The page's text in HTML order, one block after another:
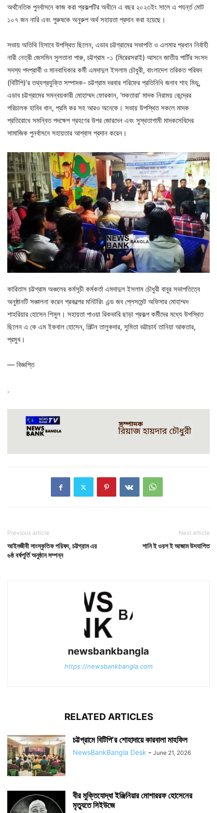
অর্থনৈতিক পুনর্বাসনে কাজ করা প্রকল্পটির অধীনে এ বছর ২০২৩ইং সালে এ পযর্ন্ত মোট
১০৭ জন নারি এবং পুরুষকে অনুরুপ অর্থ সহায়তা প্রদান করা হয়েছে।
সভায় অতিথি হিসাবে উপস্থিত ছিলেন, এডাব চট্টগ্রামের সভাপতি ও এলমার প্রধান নির্বাহী
নারী নেত্রী জেসমিন সুলতানা পারু, চট্টগ্রাম -১ (মিরেরসরাই) আসনে জাতীয় পার্টির সংসদ
সদস্য পদপ্রার্থী ও মানবাধিকার কর্মী এমদাদুল ইসলাম চৌধুরী, বাংলাদেশ তরিকত পরিষদ
(বিটিপি)’র তথ্যপ্রযুক্তি সম্পাদক- চট্টগ্রাম দরবার শরিফের প্রতিনিধি জনাব শাহ মিডু,
এডাব চট্টগ্রামের সমন্বয়কারী মোহাম্মদ ফোরকান, ‘শুকতারা’ মাদক নিরাময় কেন্দ্রের
পরিচালক হাবিব খান, প্রমি কর সহ আরও অনেকে। সভায় উপস্থিত সকলে মাদক
প্রতিরোধে সমন্বিত পদক্ষেপ গ্রহণের উপর জোরদেন এবং সুস্থতাগামী মাদকসেবিদের
সামাজিক পুনর্বাসনে সহায়তার আশ্বাস প্রদান করেন।
কারিতাস চট্টগ্রাম অঞ্চলের কর্মসূচী কর্মকর্তা এমদাদুল ইসলাম চৌধুরী বাবুর সভাপতিত্বে
অনুষ্ঠানটি সঞ্চালনা করেন প্রকল্পের মনিটরিং এন্ড জব প্লেসমেন্ট অফিসার মোহাম্মদ
শাহরিয়ার হোসেন শিমুল। সহায়তা পাওয়া রিকভারি ছাড়া প্রকল্প কর্মীদের মধ্যে উপস্থিত
ছিলেন এ কে এম ইকবাল হোসেন, পিল্টন তালুকদার, সুমিতা ভট্টাচার্য তানিয়া আকতার,
প্রমুখ।
— বিজ্ঞপ্তি
.
Previous article
আইনজীবী সাংস্কৃতিক পরিষদ, চট্টগ্রাম এর
৬ষ্ঠ বর্ষপূর্তি অনুষ্ঠান সম্পন্ন
Next article
শানি ই ওরশ ই আজাম উদযাপিত
newsbankbangla
https://newsbankbangla.com
RELATED ARTICLES
চট্টগ্রামে বিটিপি’র শোহাদায়ে কারবালা মাহফিল
NewsBankBangla Desk - June 21, 2026
বীর মুক্তিযোদ্ধা ইঞ্জিনিয়ার মোশাররফ হোসেনের
মৃত্যুতে সিইউজে